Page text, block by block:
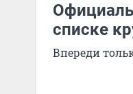
списке
Впереди